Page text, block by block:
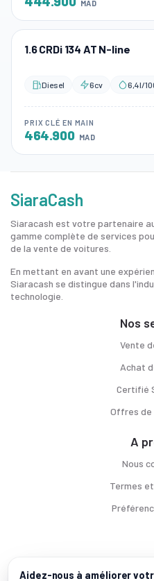
MAD
1.6 CRDi 134 AT N-line
Diesel 6cv 6,4l/
PRIX CLÉ EN MAIN
464.900 MAD
SiaraCash
Siaracash est votre partenaire
gamme complète de services
de la vente de voitures.
En mettant en avant une
Siaracash se distingue dans
technologie.
Nos
Vente
Achat
Certifié
Offres de
A
Nous
Termes
Voitures par ville
Aidez-nous à améliorer